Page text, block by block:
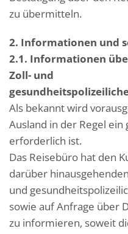
zu übermitteln.
2. Informationen und
2.1. Informationen
Zoll- und
Als bekannt wird
Ausland in der Regel ein
erforderlich ist.
Das Reisebüro hat den
darüber
und
sowie auf Anfrage über
zu informieren, soweit